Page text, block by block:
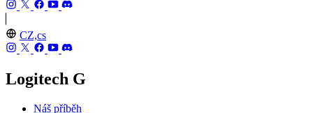
CZ,cs
Logitech G
Náš příběh